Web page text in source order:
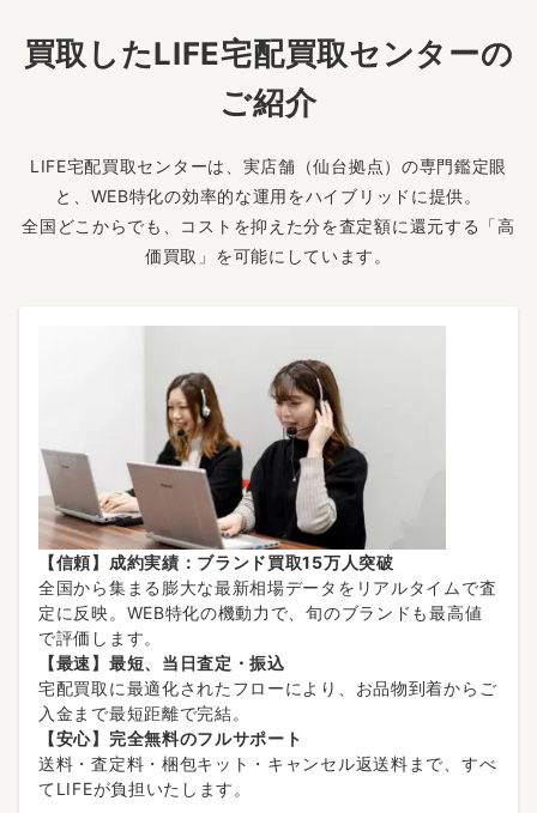
買取したLIFE宅配買取センターの
ご紹介
LIFE宅配買取センターは、実店舗（仙台拠点）の専門鑑定眼
と、WEB特化の効率的な運用をハイブリッドに提供。
全国どこからでも、コストを抑えた分を査定額に還元する「高
価買取」を可能にしています。
【信頼】成約実績：ブランド買取15万人突破
全国から集まる膨大な最新相場データをリアルタイムで査
定に反映。WEB特化の機動力で、旬のブランドも最高値
で評価します。
【最速】最短、当日査定・振込
宅配買取に最適化されたフローにより、お品物到着からご
入金まで最短距離で完結。
【安心】完全無料のフルサポート
送料・査定料・梱包キット・キャンセル返送料まで、すべ
てLIFEが負担いたします。